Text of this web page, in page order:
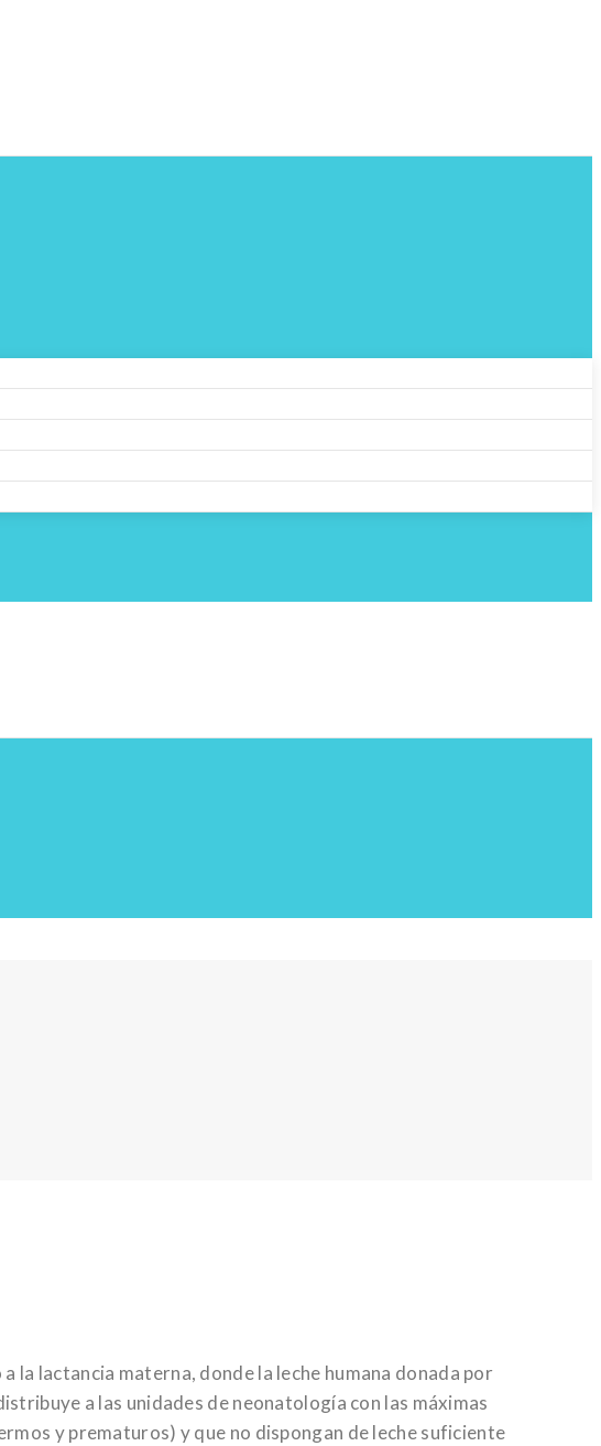
la lactancia materna, donde la leche humana donada por
a las unidades de neonatología con las máximas
y prematuros) y que no dispongan de leche suficiente